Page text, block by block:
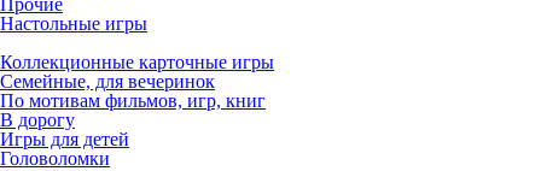
Прочие
Настольные игры
Коллекционные карточные игры
Семейные, для вечеринок
По мотивам фильмов, игр, книг
В дорогу
Игры для детей
Головоломки